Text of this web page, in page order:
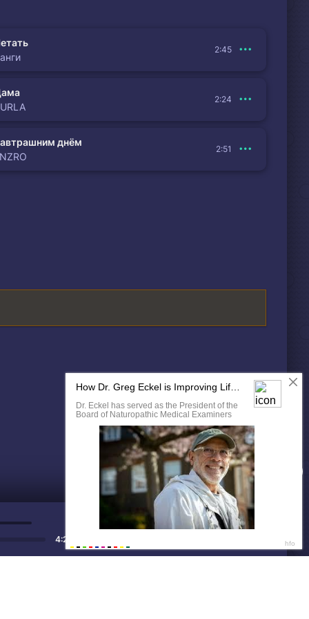
2:45
2:24
днём
2:51
4:20
ДАЛЕЕ